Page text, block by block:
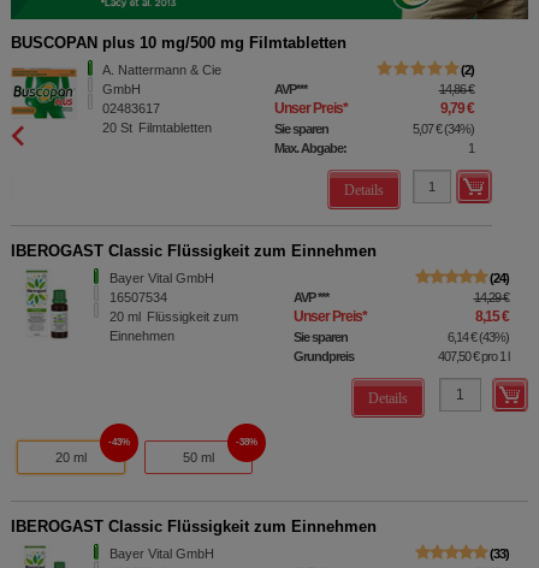
BUSCOPAN plus 10 mg/500 mg Filmtabletten
A. Nattermann & Cie
GmbH
02483617
20 St Filmtabletten
2
AVP*** 14,86 €
Unser Preis* 9,79 €
Sie sparen 5,07 € (34%)
Max. Abgabe:
1
Details
IBEROGAST Classic Flüssigkeit zum Einnehmen
Bayer Vital GmbH
16507534
20 ml
Flüssigkeit zum
Einnehmen
24
AVP*** 14,29 €
Unser Preis* 8,15 €
Sie sparen 6,14 €(43%)
Grundpreis
407,50 €pro 1 l
Details
20 ml
43%
50 ml
38%
IBEROGAST Classic Flüssigkeit zum Einnehmen
Bayer Vital GmbH
33